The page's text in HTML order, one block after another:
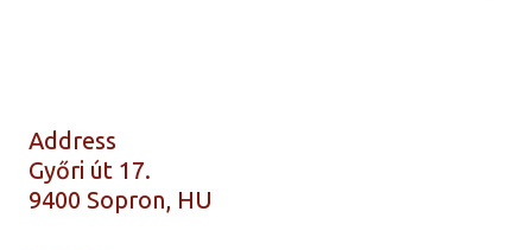
Address
Győri út 17.
9400 Sopron, HU